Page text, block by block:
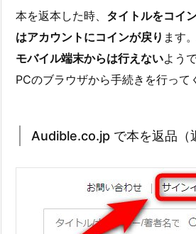
本を返本した時、 タイトルをコイ
はアカウントにコインが戻り ます。
モバイル端末からは行えないよう
PCのブラウザから手続きを行って
Audible.co.jp で本を返品（